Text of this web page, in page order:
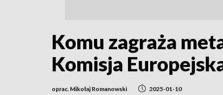
Komu zagraża
Komisja
oprac. Mikołaj Romanowski 2025-01-10